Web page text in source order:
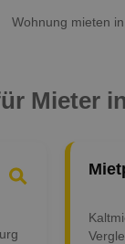
Wohnung mieten
Mieter